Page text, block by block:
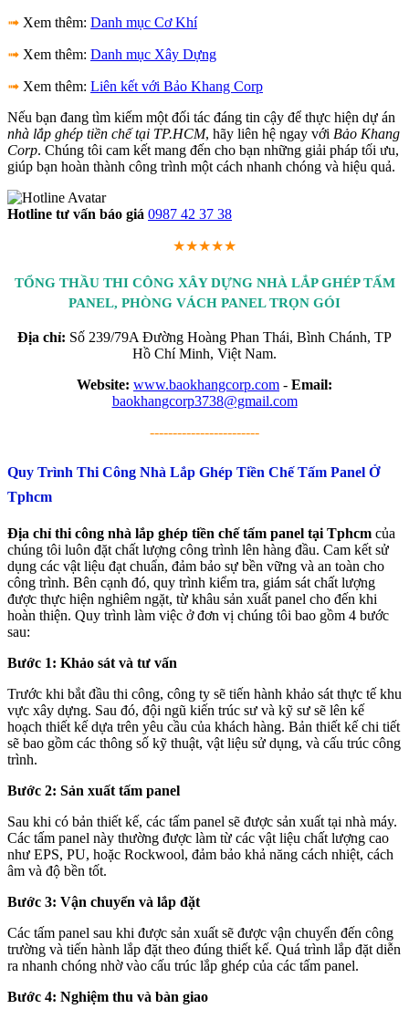
➟ Xem thêm: Danh mục Cơ Khí
➟ Xem thêm: Danh mục Xây Dựng
➟ Xem thêm: Liên kết với Bảo Khang Corp
Nếu bạn đang tìm kiếm một đối tác đáng tin cậy để thực hiện dự án
nhà lắp ghép tiền chế tại TP.HCM, hãy liên hệ ngay với Bảo Khang
Corp. Chúng tôi cam kết mang đến cho bạn những giải pháp tối ưu,
giúp bạn hoàn thành công trình một cách nhanh chóng và hiệu quả.
Hotline tư vấn báo giá 0987 42 37 38
★★★★★
TỔNG THẦU THI CÔNG XÂY DỰNG NHÀ LẮP GHÉP TẤM
PANEL, PHÒNG VÁCH PANEL TRỌN GÓI
Địa chỉ: Số 239/79A Đường Hoàng Phan Thái, Bình Chánh, TP
Hồ Chí Minh, Việt Nam.
Website: www.baokhangcorp.com - Email:
baokhangcorp3738@gmail.com
------------------------
Quy Trình Thi Công Nhà Lắp Ghép Tiền Chế Tấm Panel Ở
Tphcm
Địa chỉ thi công nhà lắp ghép tiền chế tấm panel tại Tphcm của
chúng tôi luôn đặt chất lượng công trình lên hàng đầu. Cam kết sử
dụng các vật liệu đạt chuẩn, đảm bảo sự bền vững và an toàn cho
công trình. Bên cạnh đó, quy trình kiểm tra, giám sát chất lượng
được thực hiện nghiêm ngặt, từ khâu sản xuất panel cho đến khi
hoàn thiện. Quy trình làm việc ở đơn vị chúng tôi bao gồm 4 bước
sau:
Bước 1: Khảo sát và tư vấn
Trước khi bắt đầu thi công, công ty sẽ tiến hành khảo sát thực tế khu
vực xây dựng. Sau đó, đội ngũ kiến trúc sư và kỹ sư sẽ lên kế
hoạch thiết kế dựa trên yêu cầu của khách hàng. Bản thiết kế chi tiết
sẽ bao gồm các thông số kỹ thuật, vật liệu sử dụng, và cấu trúc công
trình.
Bước 2: Sản xuất tấm panel
Sau khi có bản thiết kế, các tấm panel sẽ được sản xuất tại nhà máy.
Các tấm panel này thường được làm từ các vật liệu chất lượng cao
như EPS, PU, hoặc Rockwool, đảm bảo khả năng cách nhiệt, cách
âm và độ bền tốt.
Bước 3: Vận chuyển và lắp đặt
Các tấm panel sau khi được sản xuất sẽ được vận chuyển đến công
trường và tiến hành lắp đặt theo đúng thiết kế. Quá trình lắp đặt diễn
ra nhanh chóng nhờ vào cấu trúc lắp ghép của các tấm panel.
Bước 4: Nghiệm thu và bàn giao